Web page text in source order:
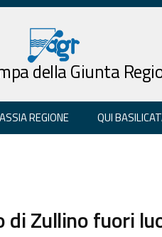
della Giunta
REGIONE QUI
di Zullino fuori